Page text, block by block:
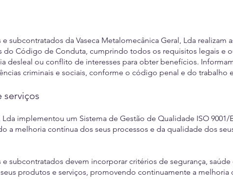
subcontratados da Vaseca Metalomecânica Geral, Lda realizam
Código de Conduta, cumprindo todos os requisitos legais e
desleal ou conflito de interesses para obter benefícios.
criminais e sociais, conforme o código penal e do trabalho
serviços
Lda implementou um Sistema de Gestão de Qualidade ISO
a melhoria contínua dos seus processos e da qualidade dos
subcontratados devem incorporar critérios de segurança,
produtos e serviços, promovendo continuamente a melhoria